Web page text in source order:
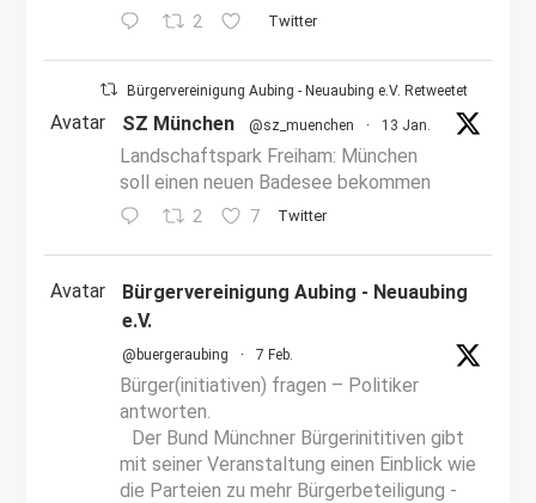
2 Twitter
Bürgervereinigung Aubing - Neuaubing e.V. Retweetet
Avatar SZ München @sz_muenchen · 13 Jan.
Landschaftspark Freiham: München
soll einen neuen Badesee bekommen
2 7 Twitter
Avatar
Bürgervereinigung Aubing - Neuaubing
e.V.
@buergeraubing · 7 Feb.
Bürger(initiativen) fragen – Politiker
antworten.
Der Bund Münchner Bürgerinititiven gibt
mit seiner Veranstaltung einen Einblick wie
die Parteien zu mehr Bürgerbeteiligung -